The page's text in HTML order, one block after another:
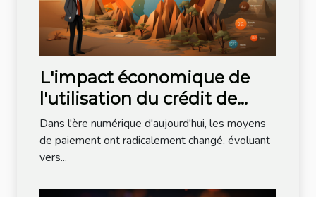
L'impact économique de
l'utilisation du crédit de
communication comme
moyen de paiement: une
investigation détaillée
Dans l'ère numérique d'aujourd'hui, les moyens
de paiement ont radicalement changé, évoluant
vers...